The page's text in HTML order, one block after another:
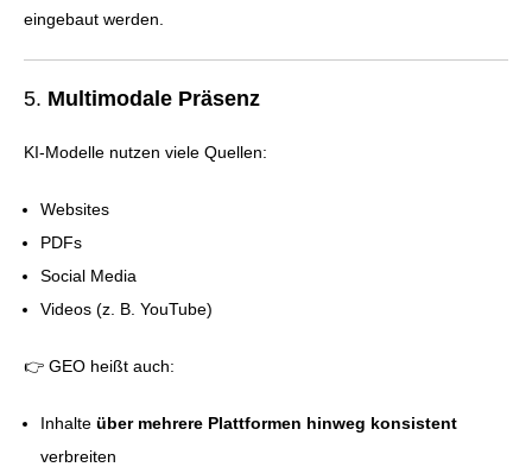
eingebaut werden.
5. Multimodale Präsenz
KI-Modelle nutzen viele Quellen:
Websites
PDFs
Social Media
Videos (z. B. YouTube)
👉 GEO heißt auch:
Inhalte über mehrere Plattformen hinweg konsistent
verbreiten